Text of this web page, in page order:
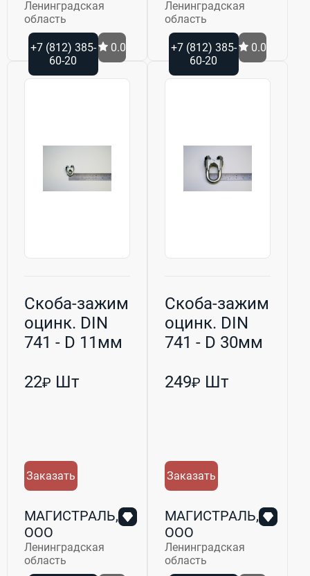
Ленинградская
область
+7 (812) 385-
60-20
0.0
Ленинградская
область
+7 (812) 385-
60-20
0.0
Скоба-зажим
оцинк. DIN
741 - D 11мм
22₽ Шт
Заказать
МАГИСТРАЛЬ,
ООО
Ленинградская
область
Скоба-зажим
оцинк. DIN
741 - D 30мм
105мм
249₽ Шт
Заказать
МАГИСТРАЛЬ,
ООО
Ленинградская
область